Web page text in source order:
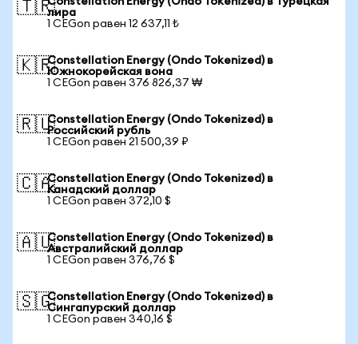
🇹🇷лира
1 CEGon равен 12 637,11 ₺
🇰🇷Constellation Energy (Ondo Tokenized) в
Южнокорейская вона
1 CEGon равен 376 826,37 ₩
🇷🇺Constellation Energy (Ondo Tokenized) в
Российский рубль
1 CEGon равен 21 500,39 ₽
🇨🇦Constellation Energy (Ondo Tokenized) в
Канадский доллар
1 CEGon равен 372,10 $
🇦🇺Constellation Energy (Ondo Tokenized) в
Австралийский доллар
1 CEGon равен 376,76 $
🇸🇬Constellation Energy (Ondo Tokenized) в
Сингапурский доллар
1 CEGon равен 340,16 $